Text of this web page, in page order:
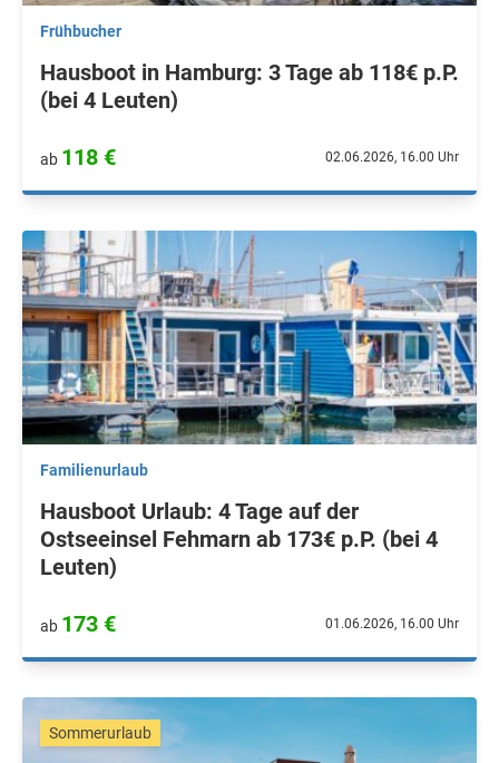
Frühbucher
Hausboot in Hamburg: 3 Tage ab 118€ p.P.
(bei 4 Leuten)
ab 118 € 02.06.2026, 16.00 Uhr
Familienurlaub
Hausboot Urlaub: 4 Tage auf der
Ostseeinsel Fehmarn ab 173€ p.P. (bei 4
Leuten)
ab 173 € 01.06.2026, 16.00 Uhr
Sommerurlaub